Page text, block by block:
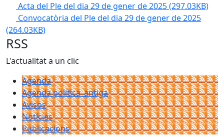
Acta del Ple del dia 29 de gener de 2025(297.03KB)
Convocatòria del Ple del dia 29 de gener de 2025
(264.03KB)
RSS
L'actualitat a un clic
Agenda
Agenda política_antiga
Avisos
Notícies
Publicacions